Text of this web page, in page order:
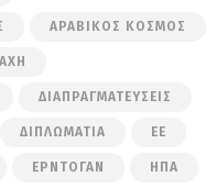
ΑΡΑΒΙΚΌΣ ΚΌΣΜΟΣ
ΔΙΑΠΡΑΓΜΑΤΕΎΣΕΙΣ
ΔΙΠΛΩΜΑΤΊΑ ΕΕ
ΕΡΝΤΟΓΆΝ ΗΠΑ